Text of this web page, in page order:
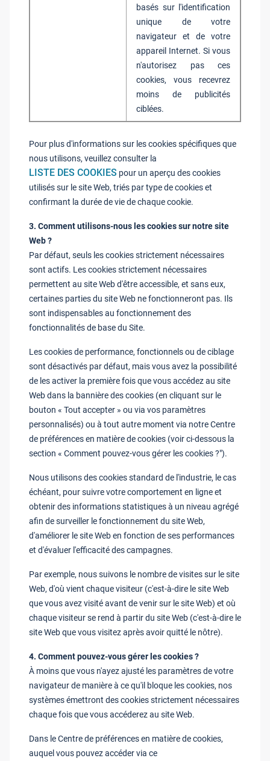
basés sur l'identification
unique de votre
navigateur et de votre
appareil Internet. Si vous
n'autorisez pas ces
cookies, vous recevrez
moins de publicités
ciblées.
Pour plus d'informations sur les cookies spécifiques que
nous utilisons, veuillez consulter la
LISTE DES COOKIES pour un aperçu des cookies
utilisés sur le site Web, triés par type de cookies et
confirmant la durée de vie de chaque cookie.
3. Comment utilisons-nous les cookies sur notre site
Web ?
Par défaut, seuls les cookies strictement nécessaires
sont actifs. Les cookies strictement nécessaires
permettent au site Web d'être accessible, et sans eux,
certaines parties du site Web ne fonctionneront pas. Ils
sont indispensables au fonctionnement des
fonctionnalités de base du Site.
Les cookies de performance, fonctionnels ou de ciblage
sont désactivés par défaut, mais vous avez la possibilité
de les activer la première fois que vous accédez au site
Web dans la bannière des cookies (en cliquant sur le
bouton « Tout accepter » ou via vos paramètres
personnalisés) ou à tout autre moment via notre Centre
de préférences en matière de cookies (voir ci-dessous la
section « Comment pouvez-vous gérer les cookies ?").
Nous utilisons des cookies standard de l'industrie, le cas
échéant, pour suivre votre comportement en ligne et
obtenir des informations statistiques à un niveau agrégé
afin de surveiller le fonctionnement du site Web,
d'améliorer le site Web en fonction de ses performances
et d'évaluer l'efficacité des campagnes.
Par exemple, nous suivons le nombre de visites sur le site
Web, d'où vient chaque visiteur (c'est-à-dire le site Web
que vous avez visité avant de venir sur le site Web) et où
chaque visiteur se rend à partir du site Web (c'est-à-dire le
site Web que vous visitez après avoir quitté le nôtre).
4. Comment pouvez-vous gérer les cookies ?
À moins que vous n'ayez ajusté les paramètres de votre
navigateur de manière à ce qu'il bloque les cookies, nos
systèmes émettront des cookies strictement nécessaires
chaque fois que vous accéderez au site Web.
Dans le Centre de préférences en matière de cookies,
auquel vous pouvez accéder via ce